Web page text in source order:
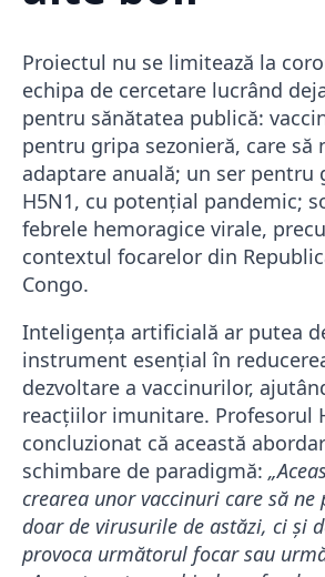
Proiectul nu se limitează la
echipa de cercetare lucrând
pentru sănătatea publică:
pentru gripa sezonieră, care să
adaptare anuală; un ser pentru
H5N1, cu potențial pandemic;
febrele hemoragice virale,
contextul focarelor din
Congo.
Inteligența artificială ar putea
instrument esențial în
dezvoltare a vaccinurilor,
reacțiilor imunitare. Profesorul
concluzionat că această
schimbare de paradigmă:
crearea unor vaccinuri care să ne
doar de virusurile de astăzi, ci și
provoca următorul focar sau